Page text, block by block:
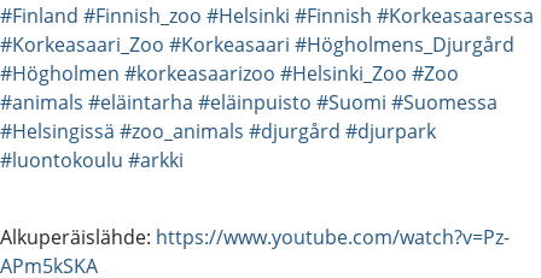
#Finland #Finnish_zoo #Helsinki #Finnish #Korkeasaaressa
#Korkeasaari_Zoo #Korkeasaari #Högholmens_Djurgård
#Högholmen #korkeasaarizoo #Helsinki_Zoo #Zoo
#animals #eläintarha #eläinpuisto #Suomi #Suomessa
#Helsingissä #zoo_animals #djurgård #djurpark
#luontokoulu #arkki
Alkuperäislähde: https://www.youtube.com/watch?v=Pz-
APm5kSKA